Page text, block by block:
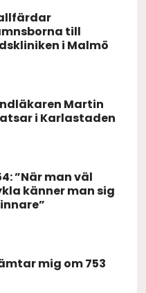
till
i Malmö
Martin
i Karlastaden
”När man väl
känner man sig
mig om 753